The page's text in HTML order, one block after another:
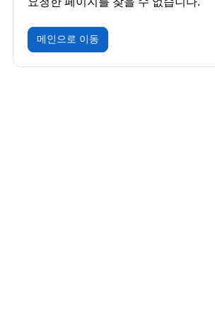
메인으로 이동